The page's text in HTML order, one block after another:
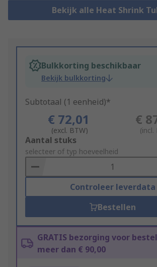
Bekijk alle Heat Shrink
Bulkkorting beschikbaar
Bekijk bulkkorting
Subtotaal (1 eenheid)*
€ 72,01
(excl. BTW)
€
(incl.
Add
to
Basket
Aantal stuks
selecteer of typ hoeveelheid
Controleer leverdata
Bestellen
GRATIS bezorging voor
meer dan € 90,00